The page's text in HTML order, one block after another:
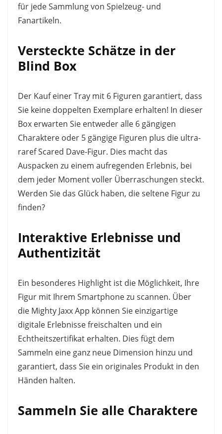
für jede Sammlung von Spielzeug- und
Fanartikeln.
Versteckte Schätze in der
Blind Box
Der Kauf einer Tray mit 6 Figuren garantiert, dass
Sie keine doppelten Exemplare erhalten! In dieser
Box erwarten Sie entweder alle 6 gängigen
Charaktere oder 5 gängige Figuren plus die ultra-
raref Scared Dave-Figur. Dies macht das
Auspacken zu einem aufregenden Erlebnis, bei
dem jeder Moment voller Überraschungen steckt.
Werden Sie das Glück haben, die seltene Figur zu
finden?
Interaktive Erlebnisse und
Authentizität
Ein besonderes Highlight ist die Möglichkeit, Ihre
Figur mit Ihrem Smartphone zu scannen. Über
die Mighty Jaxx App können Sie einzigartige
digitale Erlebnisse freischalten und ein
Echtheitszertifikat erhalten. Dies fügt dem
Sammeln eine ganz neue Dimension hinzu und
garantiert, dass Sie ein originales Produkt in den
Händen halten.
Sammeln Sie alle Charaktere